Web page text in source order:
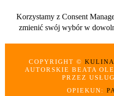
Korzystamy z Consent
zmienić swój wybór w
COPYRIGHT ©
AUTORSKIE BEATA
PRZEZ
OPIEKUN: